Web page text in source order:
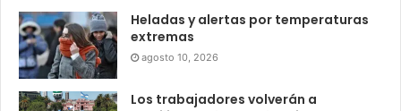
Heladas y alertas por temperaturas
extremas
agosto 10, 2026
Los trabajadores volverán a